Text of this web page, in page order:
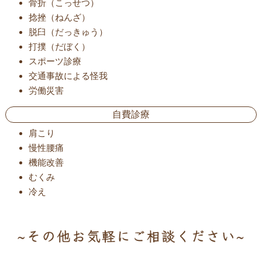
骨折（こっせつ）
捻挫（ねんざ）
脱臼（だっきゅう）
打撲（だぼく）
スポーツ診療
交通事故による怪我
労働災害
自費診療
肩こり
慢性腰痛
機能改善
むくみ
冷え